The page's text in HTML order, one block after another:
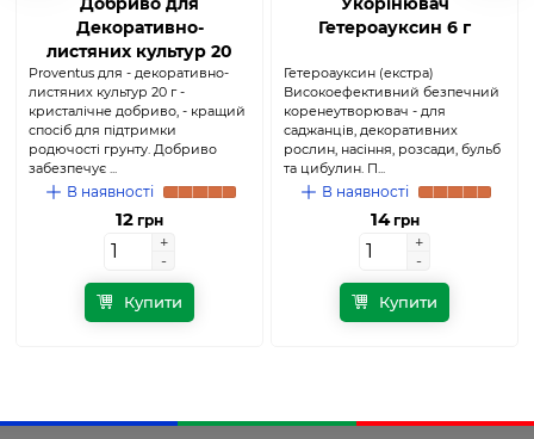
Декоративно-
листяних культур 20
г (Proventus)
Proventus для - декоративно-
листяних культур 20 г -
кристалічне добриво, - кращий
спосіб для підтримки
родючості грунту. Добриво
забезпечує ...
В наявності
12 грн
+
-
+
-
Купити
Гетероауксин 6 г
Гетероауксин (екстра)
Високоефективний безпечний
коренеутворювач - для
саджанців, декоративних
рослин, насіння, розсади, бульб
та цибулин. П...
В наявності
14грн
+
-
+
-
Купити